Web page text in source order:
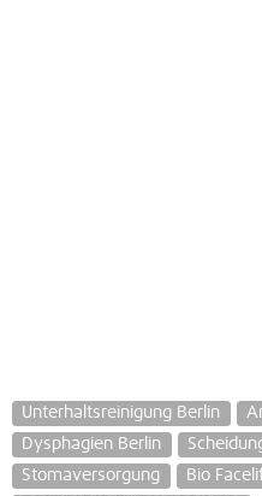
Unterhaltsreinigung Berlin
Dysphagien Berlin
Stomaversorgung
Bio